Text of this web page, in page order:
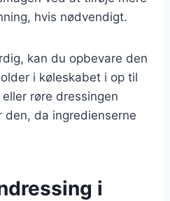
hvis nødvendigt.
kan du opbevare den
i køleskabet i op til
røre dressingen
da ingredienserne
i